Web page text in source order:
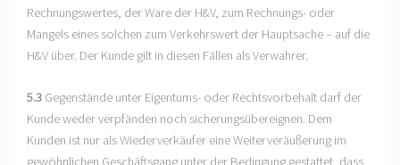
Rechnungswertes, der Ware der H&V, zum Rechnungs- oder
Mangels eines solchen zum Verkehrswert der Hauptsache – auf die
H&V über. Der Kunde gilt in diesen Fällen als Verwahrer.
5.3 Gegenstände unter Eigentums- oder Rechtsvorbehalt darf der
Kunde weder verpfänden noch sicherungsübereignen. Dem
Kunden ist nur als Wiederverkäufer eine Weiterveräußerung im
gewöhnlichen Geschäftsgang unter der Bedingung gestattet, dass